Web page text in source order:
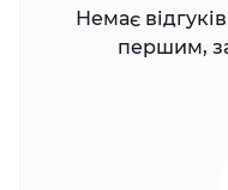
Немає
першим,